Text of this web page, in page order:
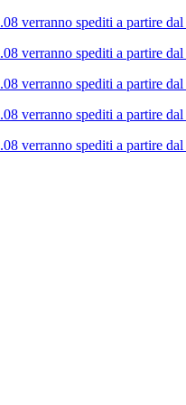
verranno spediti a partire dal
verranno spediti a partire dal
verranno spediti a partire dal
verranno spediti a partire dal
verranno spediti a partire dal